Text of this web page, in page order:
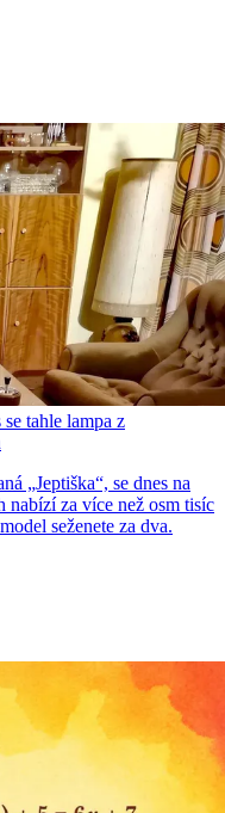
tahle lampa z
„Jeptiška“, se dnes na
nabízí za více než osm tisíc
seženete za dva.